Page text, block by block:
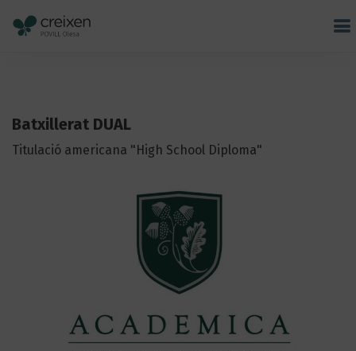
Batxillerat DUAL
Titulació americana "High School Diploma"